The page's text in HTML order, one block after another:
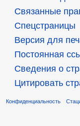
Связанные
Спецстраницы
Версия для
Постоянная
Сведения о
Цитировать
Конфиденциальность